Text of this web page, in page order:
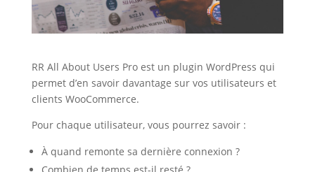
RR All About Users Pro est un plugin WordPress qui
permet d’en savoir davantage sur vos utilisateurs et
clients WooCommerce.
Pour chaque utilisateur, vous pourrez savoir :
À quand remonte sa dernière connexion ?
Combien de temps est-il resté ?